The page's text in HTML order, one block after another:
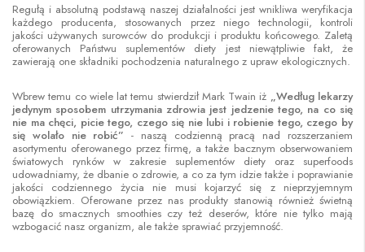
Regułą i absolutną podstawą naszej działalności jest wnikliwa weryfikacja
każdego producenta, stosowanych przez niego technologii, kontroli
jakości używanych surowców do produkcji i produktu końcowego. Zaletą
oferowanych Państwu suplementów diety jest niewątpliwie fakt, że
zawierają one składniki pochodzenia naturalnego z upraw ekologicznych.
Wbrew temu co wiele lat temu stwierdził Mark Twain iż „Według lekarzy
jedynym sposobem utrzymania zdrowia jest jedzenie tego, na co się
nie ma chęci, picie tego, czego się nie lubi i robienie tego, czego by
się wolało nie robić”- naszą codzienną pracą nad rozszerzaniem
asortymentu oferowanego przez firmę, a także bacznym obserwowaniem
światowych rynków w zakresie suplementów diety oraz superfoods
udowadniamy, że dbanie o zdrowie, a co za tym idzie także i poprawianie
jakości codziennego życia nie musi kojarzyć się z nieprzyjemnym
obowiązkiem. Oferowane przez nas produkty stanowią również świetną
bazę do smacznych smoothies czy też deserów, które nie tylko mają
wzbogacić nasz organizm, ale także sprawiać przyjemność.